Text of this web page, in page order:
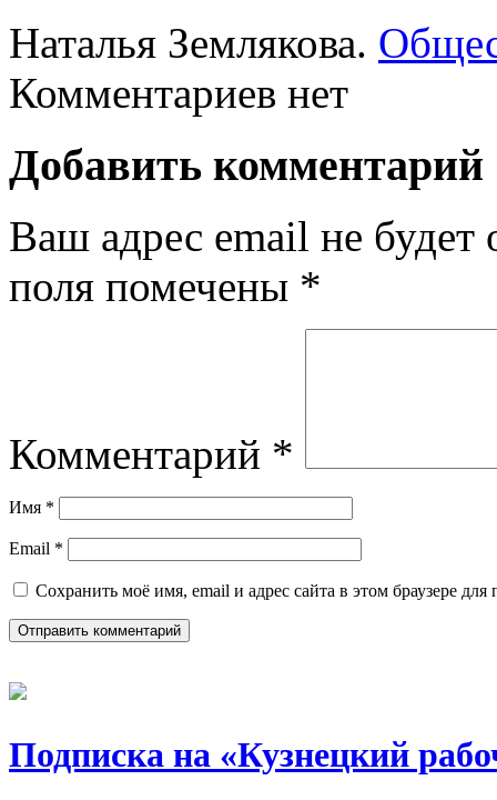
Наталья Землякова.
Комментариев нет
Добавить комментарий
Ваш адрес email не будет
поля помечены *
Комментарий *
Имя *
Email *
Сохранить моё имя, email и адрес сайта в этом браузере
Подписка на «Кузнецкий